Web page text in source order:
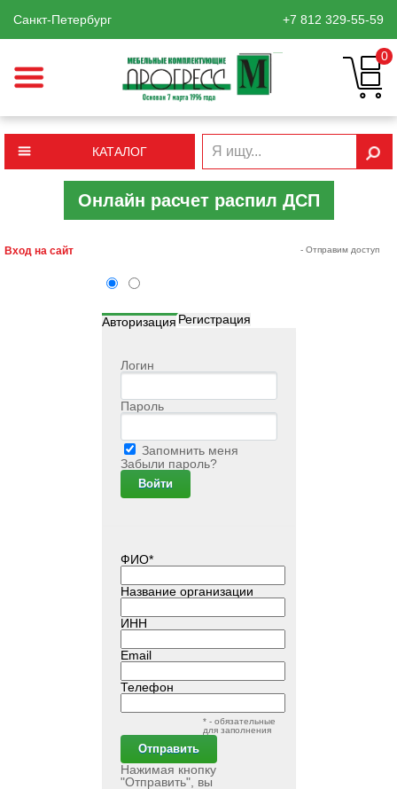
Санкт-Петербург +7 812 329-55-59
0
КАТАЛОГ
Онлайн расчет распил ДСП
Вход на сайт
Авторизация Регистрация
Логин
Пароль
Запомнить меня
Забыли пароль?
ФИО*
Название организации
ИНН
Email
- Отправим доступ
Телефон
* - обязательные
для заполнения
Нажимая кнопку
"Отправить", вы